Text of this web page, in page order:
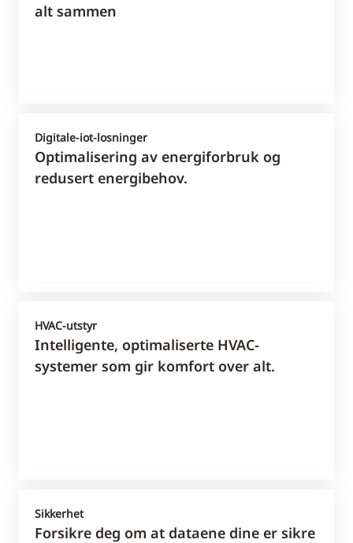
alt sammen
Digitale-iot-losninger
Optimalisering av energiforbruk og
redusert energibehov.
HVAC-utstyr
Intelligente, optimaliserte HVAC-
systemer som gir komfort over alt.
Sikkerhet
Forsikre deg om at dataene dine er sikre